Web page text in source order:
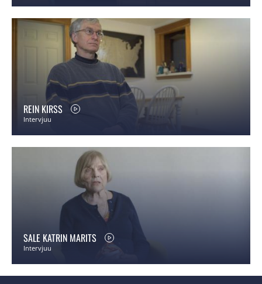
REIN KIRSS
Intervjuu
SALE KATRIN MARITS
Intervjuu